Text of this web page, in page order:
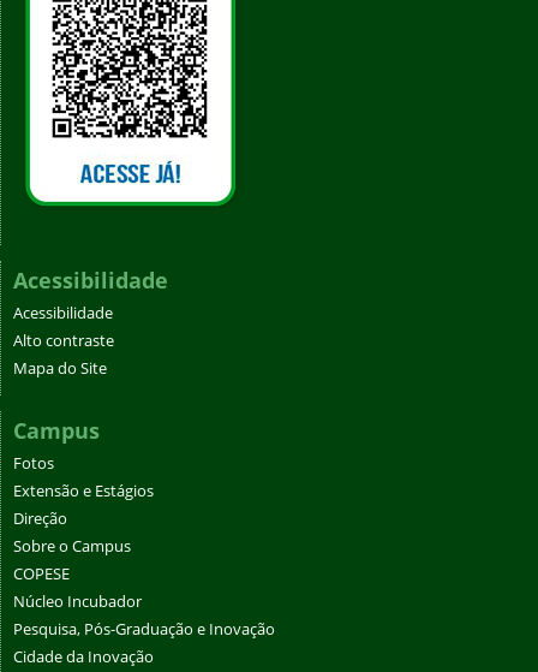
Acessibilidade
Acessibilidade
Alto contraste
Mapa do Site
Campus
Fotos
Extensão e Estágios
Direção
Sobre o Campus
COPESE
Núcleo Incubador
Pesquisa, Pós-Graduação e Inovação
Cidade da Inovação